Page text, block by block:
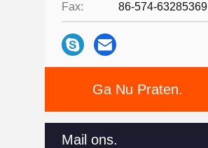
Pneumatische Montage(11)
Koelingskoppelingen
Fax: 86-574-63285369
Ga Nu Praten.
Mail ons.